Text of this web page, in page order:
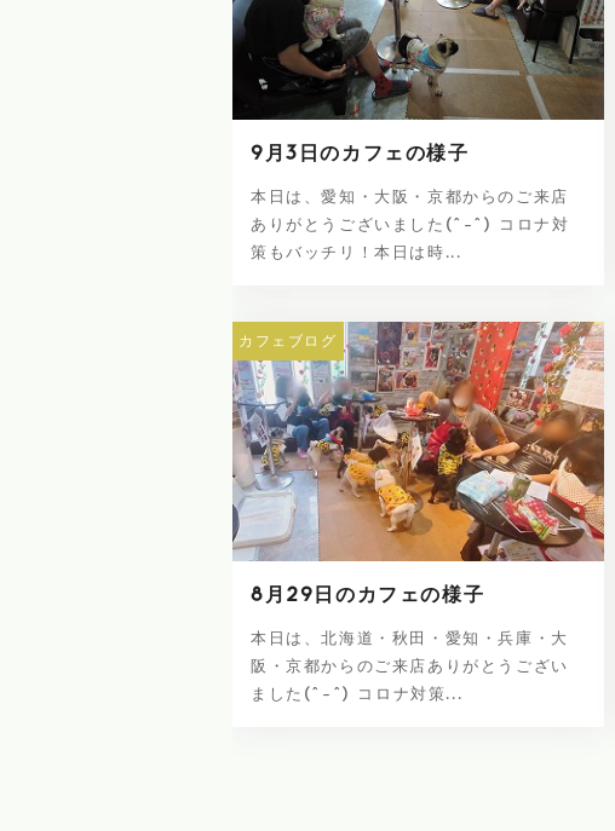
9月3日のカフェの様子
本日は、愛知・大阪・京都からのご来店
ありがとうございました(^-^) コロナ対
策もバッチリ！本日は時...
カフェブログ
8月29日のカフェの様子
本日は、北海道・秋田・愛知・兵庫・大
阪・京都からのご来店ありがとうござい
ました(^-^) コロナ対策...